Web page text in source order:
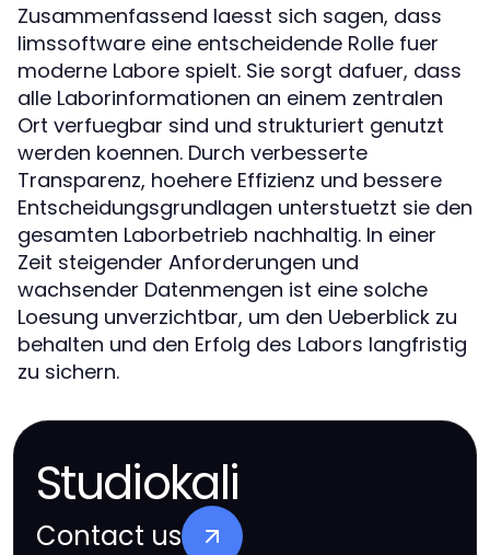
Zusammenfassend laesst sich sagen, dass
limssoftware eine entscheidende Rolle fuer
moderne Labore spielt. Sie sorgt dafuer, dass
alle Laborinformationen an einem zentralen
Ort verfuegbar sind und strukturiert genutzt
werden koennen. Durch verbesserte
Transparenz, hoehere Effizienz und bessere
Entscheidungsgrundlagen unterstuetzt sie den
gesamten Laborbetrieb nachhaltig. In einer
Zeit steigender Anforderungen und
wachsender Datenmengen ist eine solche
Loesung unverzichtbar, um den Ueberblick zu
behalten und den Erfolg des Labors langfristig
zu sichern.
Studiokali
Contact us